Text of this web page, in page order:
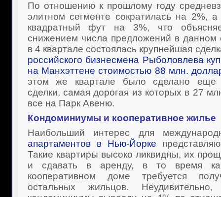
По отношению к прошлому году
элитном сегменте сократилась на 2%,
квадратный фут на 3%, что
снижением числа предложений в данном
в 4 квартале состоялась крупнейшая
российского бизнесмена Рыболовлева
на Манхэттене стоимостью 88 млн.
этом же квартале было сделано еще
сделки, самая дорогая из которых в 27
все на Парк Авеню.
Кондоминиумы и кооперативное жилье
Наибольший интерес для
апартаментов в Нью-Йорке
Такие квартиры высоко ликвидны, их
и сдавать в аренду, в то время
кооперативном доме требуется
остальных жильцов.